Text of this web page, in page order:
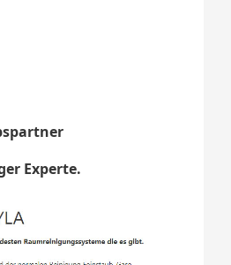
Experte.